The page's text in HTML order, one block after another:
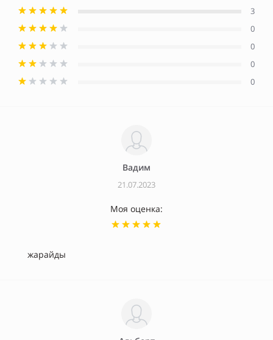
3
0
0
0
0
Вадим
21.07.2023
Моя оценка:
жарайды